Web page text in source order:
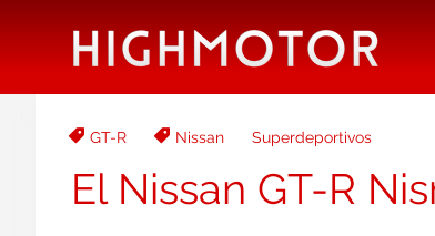
GT-R Nissan Superdeportivos
El Nissan GT-R